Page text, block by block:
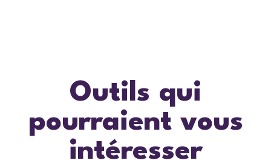
Outils qui
pourraient vous
intéresser